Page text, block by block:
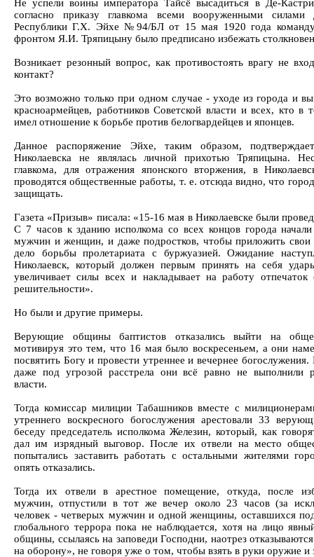
Не успели воины императора Тайсё высадиться в Де-
согласно приказу главкома всеми вооруженными силами
Республики Г.Х. Эйхе №94/БЛ от 15 мая 1920 года
фронтом Я.И. Тряпицыну было предписано избежать
Возникает резонный вопрос, как противостоять врагу не
контакт?
Это возможно только при одном случае - уходе из города и
красноармейцев, работников Советской власти и всех, кто в
имел отношение к борьбе против белогвардейцев и японцев.
Данное распоряжение Эйхе, таким образом,
Николаевска не являлась личной прихотью Тряпицына.
главкома, для отражения японского вторжения, в
проводятся общественные работы, т. е. отсюда видно, что
защищать.
Газета «Призыв» писала: «15-16 мая в Николаевске были
С 7 часов к зданию исполкома со всех концов города начали
мужчин и женщин, и даже подростков, чтобы приложить свои
дело борьбы пролетариата с буржуазией. Ожидание
Николаевск, который должен первым принять на себя
увеличивает силы всех и накладывает на работу
решительности».
Но были и другие примеры.
Верующие общины баптистов отказались выйти на
мотивируя это тем, что 16 мая было воскресеньем, а они
посвятить Богу и провести утреннее и вечернее
даже под угрозой расстрела они всё равно не выполнили
власти.
Тогда комиссар милиции Табашников вместе с
утреннего воскресного богослужения арестовали 33
беседу председатель исполкома Железин, который, как
дал им изрядный выговор. После их отвели на место
попытались заставить работать с остальными жителями
опять отказались.
Тогда их отвели в арестное помещение, откуда, после
мужчин, отпустили в тот же вечер около 23 часов (за
человек - четверых мужчин и одной женщины, оставшихся
глобального террора пока не наблюдается, хотя на лицо
общины, ссылаясь на заповеди Господни, наотрез
на оборону», не говоря уже о том, чтобы взять в руки оружие